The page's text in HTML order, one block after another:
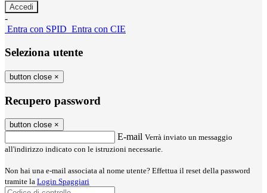
-
Entra con SPID Entra con CIE
Seleziona utente
button close ×
Recupero password
button close ×
E-mail Verrà inviato un messaggio
all'indirizzo indicato con le istruzioni necessarie.
Non hai una e-mail associata al nome utente? Effettua il reset della password
tramite la Login Spaggiari